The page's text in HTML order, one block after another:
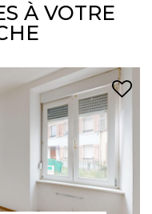
À VOTRE